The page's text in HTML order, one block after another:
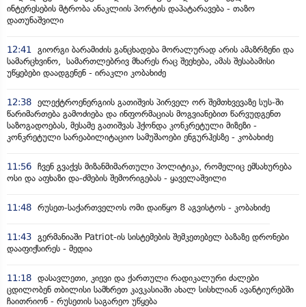
ინტერესების მტრობა ანაკლიის პორტის დაპატარავება - თაზო
დათუნაშვილი
12:41
გიორგი ბარამიძის განცხადება მორალურად არის ამაზრზენი და
სამარცხვინო, სამართლებრივ მხარეს რაც შეეხება, ამას შესაბამისი
უწყებები დაადგენენ - ირაკლი კობახიძე
12:38 ელექტროენერგიის გათიშვის პირველ ორ შემთხვევაზე სუს-ში
წარიმართება გამოძიება და ინფორმაციას მოგვიანებით წარვუდგენთ
საზოგადოებას, მესამე გათიშვას ჰქონდა კონკრეტული მიზეზი -
კონკრეტული სარეაბილიტაციო სამუშაოები ენგურჰესზე - კობახიძე
11:56 ჩვენ გვაქვს მიზანმიმართული პოლიტიკა, რომელიც ემსახურება
ოსი და აფხაზი და-ძმების შემორიგებას - ყაველაშვილი
11:48 რუსეთ-საქართველოს ომი დაიწყო 8 აგვისტოს - კობახიძე
11:43 გერმანიაში Patriot-ის სისტემების შემკეთებელ ბაზაზე დრონები
დააფიქსირეს - მედია
11:18 დასავლეთი, კიევი და ქართული რადიკალური ძალები
ცდილობენ თბილისი სამხრეთ კავკასიაში ახალ სისხლიან ავანტიურებში
ჩაითრიონ - რუსეთის საგარეო უწყება